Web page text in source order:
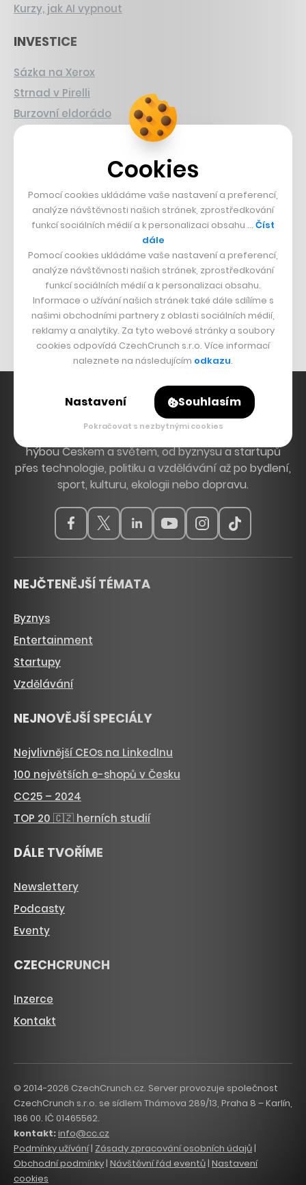
Kurzy, jak AI vypnout
INVESTICE
Sázka na Xerox
Strnad v Pirelli
Burzovní eldorádo
Boční projekt, co se zvrtnul
Francouzský šéfkuchař na Šumavě
Dva golfisti, co pečou
DESIGN
Bomma není tichá
Originální hodinky
Nábytek z betonu
Hlavní zdroj inspirace. Věnujeme se tématům, která
hýbou Českem a světem, od byznysu a startupů
přes technologie, politiku a vzdělávání až po bydlení,
sport, kulturu, ekologii nebo dopravu.
NEJČTENĚJŠÍ TÉMATA
Byznys
Entertainment
Startupy
Vzdělávání
NEJNOVĚJŠÍ SPECIÁLY
Nejvlivnější CEOs na LinkedInu
100 největších e-shopů v Česku
CC25 – 2024
TOP 20 🇨🇿 herních studií
DÁLE TVOŘÍME
Newslettery
Podcasty
Eventy
CZECHCRUNCH
Inzerce
Kontakt
© 2014-2026 CzechCrunch.cz. Server provozuje společnost
CzechCrunch s.r.o. se sídlem Thámova 289/13, Praha 8 – Karlín,
186 00. IČ 01465562.
kontakt:info@cc.cz
Podmínky užívání| Zásady zpracování osobních údajů |
Obchodní podmínky | Návštěvní řád eventů | Nastavení
cookies
Cookies
Pomocí cookies ukládáme vaše nastavení a preferencí,
analýze návštěvnosti našich stránek, zprostředkování
funkcí sociálních médií a k personalizaci obsahu … Číst
dále
Pomocí cookies ukládáme vaše nastavení a preferencí,
analýze návštěvnosti našich stránek, zprostředkování
funkcí sociálních médií a k personalizaci obsahu.
Informace o užívání našich stránek také dále sdílíme s
našimi obchodními partnery z oblasti sociálních médií,
reklamy a analytiky. Za tyto webové stránky a soubory
cookies odpovídá CzechCrunch s.r.o. Více informací
naleznete na následujícím odkazu.
Nastavení Souhlasím
Pokračovat s nezbytnými cookies